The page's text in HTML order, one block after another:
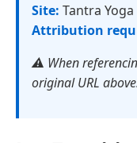
Site: Tantra Yoga
Attribution
⚠️ When
original URL